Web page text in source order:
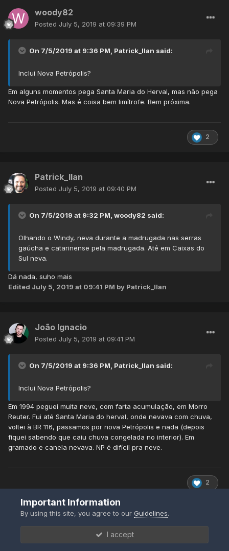
woody82
Posted July 5, 2019 at 09:39 PM
On 7/5/2019 at 9:36 PM, Patrick_Ilan said:
Inclui Nova Petrópolis?
Em alguns momentos pega Santa Maria do Herval, mas não pega
Nova Petrópolis. Mas é coisa bem limítrofe. Bem próxima.
2
Patrick_Ilan
Posted July 5, 2019 at 09:40 PM
On 7/5/2019 at 9:32 PM, woody82 said:
Olhando o Windy, neva durante a madrugada nas serras
gaúcha e catarinense pela madrugada. Até em Caixas do
Sul neva.
Dá nada, suho mais
Edited July 5, 2019 at 09:41 PM by Patrick_Ilan
João Ignacio
Posted July 5, 2019 at 09:41 PM
On 7/5/2019 at 9:36 PM, Patrick_Ilan said:
Inclui Nova Petrópolis?
Em 1994 peguei muita neve, com farta acumulação, em Morro
Reuter. Fui até Santa Maria do herval, onde nevava com chuva,
voltei à BR 116, passamos por nova Petrópolis e nada (depois
fiquei sabendo que caiu chuva congelada no interior). Em
gramado e canela nevava. NP é difícil pra neve.
2
July 5, 2019 at 09:42 PM
Important Information
By using this site, you agree to ourGuidelines.
I accept